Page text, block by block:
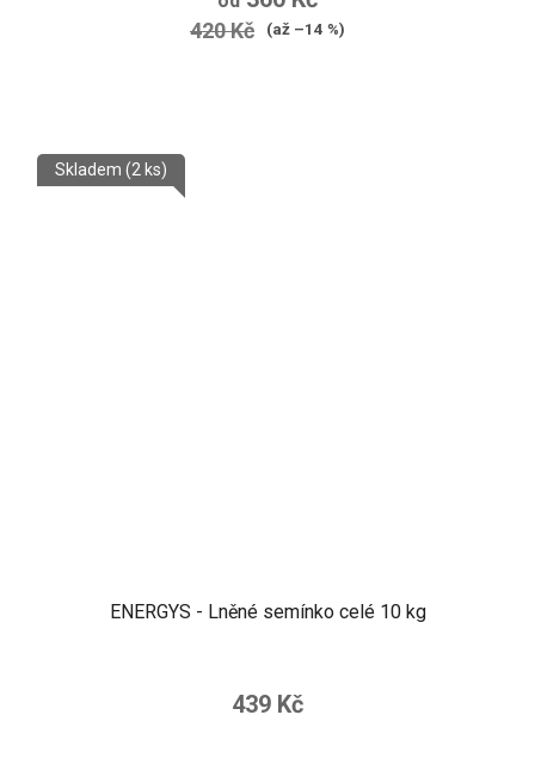
420 Kč (až –14 %)
ENERGYS - Lněné semínko celé 10 kg
Skladem (2 ks)
439 Kč